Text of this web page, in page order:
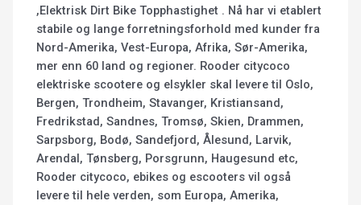
,Elektrisk Dirt Bike Topphastighet . Nå har vi etablert
stabile og lange forretningsforhold med kunder fra
Nord-Amerika, Vest-Europa, Afrika, Sør-Amerika,
mer enn 60 land og regioner. Rooder citycoco
elektriske scootere og elsykler skal levere til Oslo,
Bergen, Trondheim, Stavanger, Kristiansand,
Fredrikstad, Sandnes, Tromsø, Skien, Drammen,
Sarpsborg, Bodø, Sandefjord, Ålesund, Larvik,
Arendal, Tønsberg, Porsgrunn, Haugesund etc,
Rooder citycoco, ebikes og escooters vil også
levere til hele verden, som Europa, Amerika,